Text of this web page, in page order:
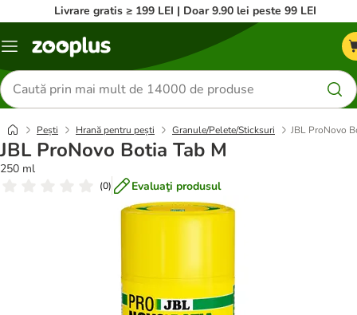
Livrare gratis ≥ 199 LEI | Doar 9.90 lei peste 99 LEI
Categorii
Căutare
produse
Pești Hrană pentru pești Granule/Pelete/Sticksuri JBL ProNovo
JBL ProNovo Botia Tab M
250 ml
(0) Evaluaţi produsul